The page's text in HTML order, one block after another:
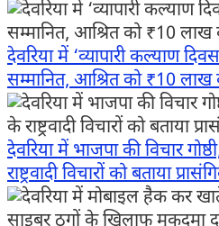
देवरिया में ‘व्यापारी कल्याण
सम्मानित, आश्रित को ₹10 लाख
देवरिया में भाजपा की विचार
राष्ट्रवादी विचारों को बताया